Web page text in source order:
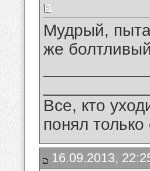
Мудрый,
же
Все, кто
понял
16.09.2013,